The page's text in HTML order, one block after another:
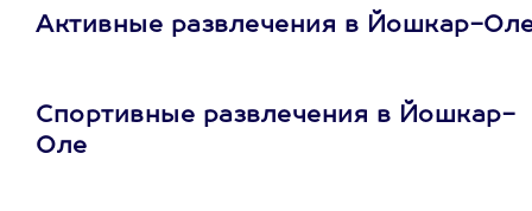
Активные развлечения в Йошкар-
Спортивные развлечения в Йошкар-
Оле